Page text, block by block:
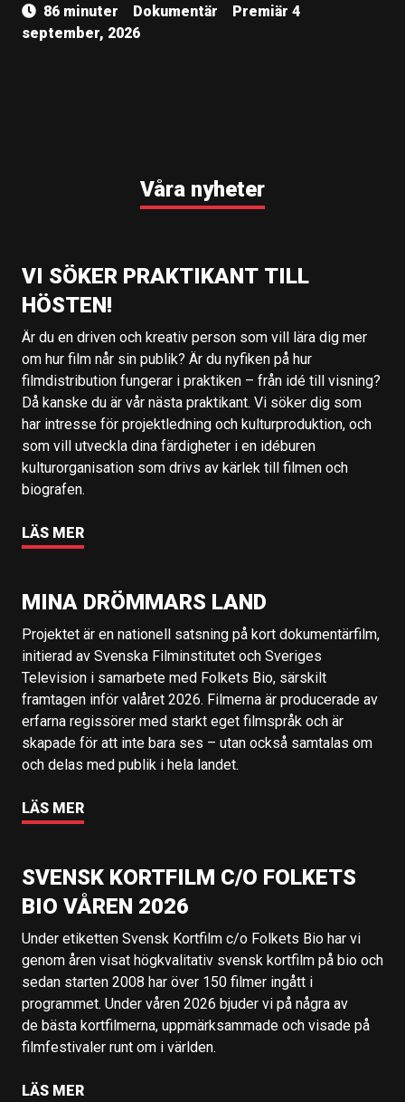
86 minuter Dokumentär
Premiär 4
september, 2026
Våra nyheter
VI SÖKER PRAKTIKANT TILL
HÖSTEN!
Är du en driven och kreativ person som vill lära dig mer
om hur film når sin publik? Är du nyfiken på hur
filmdistribution fungerar i praktiken – från idé till visning?
Då kanske du är vår nästa praktikant. Vi söker dig som
har intresse för projektledning och kulturproduktion, och
som vill utveckla dina färdigheter i en idéburen
kulturorganisation som drivs av kärlek till filmen och
biografen.
LÄS MER
MINA DRÖMMARS LAND
Projektet är en nationell satsning på kort dokumentärfilm,
initierad av Svenska Filminstitutet och Sveriges
Television i samarbete med Folkets Bio, särskilt
framtagen inför valåret 2026. Filmerna är producerade av
erfarna regissörer med starkt eget filmspråk och är
skapade för att inte bara ses – utan också samtalas om
och delas med publik i hela landet.
LÄS MER
SVENSK KORTFILM C/O FOLKETS
BIO VÅREN 2026
Under etiketten Svensk Kortfilm c/o Folkets Bio har vi
genom åren visat högkvalitativ svensk kortfilm på bio och
sedan starten 2008 har över 150 filmer ingått i
programmet. Under våren 2026 bjuder vi på några av
de bästa kortfilmerna, uppmärksammade och visade på
filmfestivaler runt om i världen.
LÄS MER